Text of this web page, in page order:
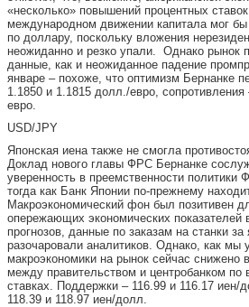
«несколько» повышений процентных
международном движении капитала мог
по доллару, поскольку вложения
неожиданно и резко упали. Однако рынок
данные, как и неожиданное падение
январе – похоже, что оптимизм Бернанке
1.1850 и 1.1815 долл./евро,
евро.
USD/JPY
Японская иена также не смогла
Доклад нового главы ФРС Бернанке
уверенность в преемственности политики
тогда как Банк Японии по-прежнему
Макроэкономический фон был позитивен
опережающих экономических показателей
прогнозов, данные по заказам на станки
разочаровали аналитиков. Однако, как мы
макроэкономики на рынок сейчас снижено
между правительством и центробанком по
ставках. Поддержки – 116.99 и 116.17 иен/
118.39 и 118.97 иен/долл.